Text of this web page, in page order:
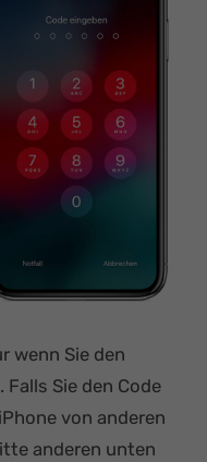
wenn Sie den
Sie den Code
von anderen
anderen unten